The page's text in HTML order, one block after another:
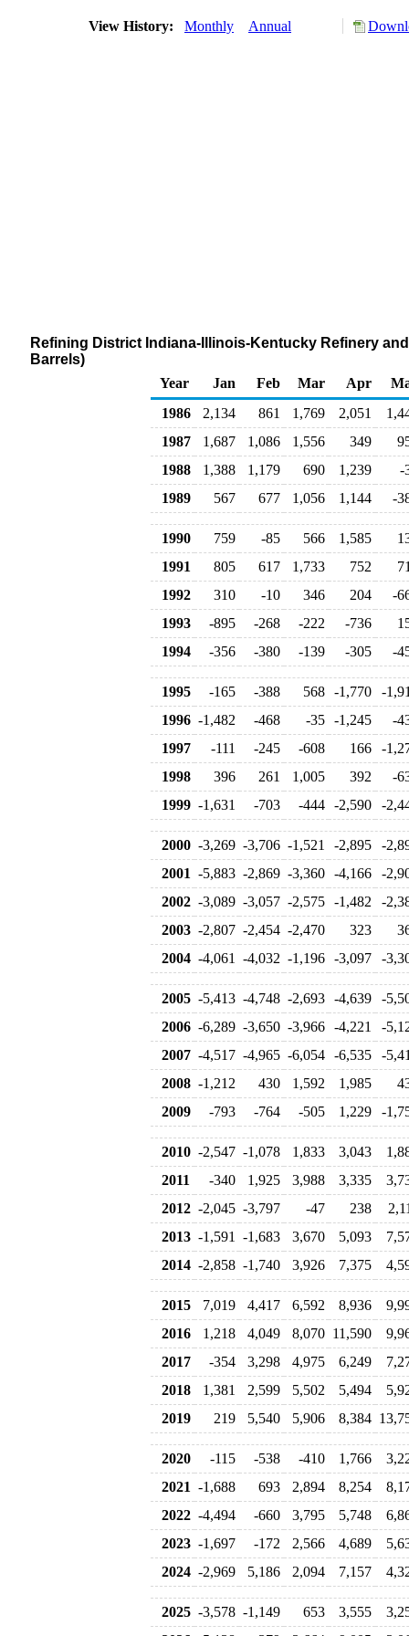
View History: Monthly Annual
Refining District Indiana-Illinois-Kentucky Refinery
Barrels)
Year
Jan Feb Mar Apr
1986
2,134 861 1,769 2,051
1987
1,687 1,086 1,556 349
1988
1,388 1,179 690 1,239
-
1989
567 677 1,056 1,144 -
1990 759 -85 566 1,585
1991
805 617 1,733 752
1992
310 -10 346 204
-
1993
-895 -268 -222 -736
1994
-356 -380 -139 -305 -
1995 -165 -388 568 -1,770
-
1996 -1,482 -468 -35 -1,245
-
1997
-111 -245 -608 166
-
1998
396 261 1,005 392
-
1999 -1,631 -703 -444 -2,590 -
2000 -3,269 -3,706 -1,521 -2,895
-
2001 -5,883 -2,869 -3,360 -4,166
-
2002 -3,089 -3,057 -2,575 -1,482
-
2003 -2,807 -2,454 -2,470 323
2004 -4,061 -4,032 -1,196 -3,097 -
2005 -5,413 -4,748 -2,693 -4,639
-
2006 -6,289 -3,650 -3,966 -4,221
-
2007 -4,517 -4,965 -6,054 -6,535
-
2008 -1,212 430 1,592 1,985
2009
-793 -764 -505 1,229 -
2010 -2,547 -1,078 1,833 3,043
2011
-340 1,925 3,988 3,335
2012 -2,045 -3,797 -47 238
2013 -1,591 -1,683 3,670 5,093
2014 -2,858 -1,740 3,926 7,375
2015 7,019 4,417 6,592 8,936
2016
1,218 4,049 8,070 11,590
2017
-354 3,298 4,975 6,249
2018
1,381 2,599 5,502 5,494
2019
219 5,540 5,906 8,384
2020 -115 -538 -410 1,766
2021 -1,688 693 2,894 8,254
2022 -4,494 -660 3,795 5,748
2023 -1,697 -172 2,566 4,689
2024 -2,969 5,186 2,094 7,157
2025 -3,578 -1,149 653 3,555